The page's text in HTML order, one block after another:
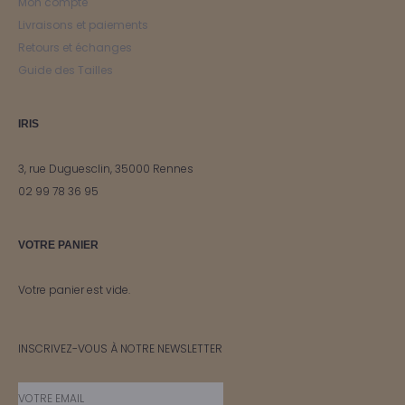
Livraisons et paiements
Retours et échanges
Guide des Tailles
IRIS
3, rue Duguesclin, 35000 Rennes
02 99 78 36 95
VOTRE PANIER
Votre panier est vide.
INSCRIVEZ-VOUS À NOTRE NEWSLETTER